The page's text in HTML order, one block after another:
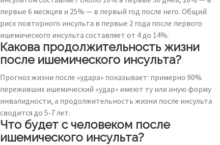
первые 6 месяцев и 25% — в первый год после него. Общий
риск повторного инсульта в первые 2 года после первого
ишемического инсульта составляет от 4 до 14%.
Какова продолжительность жизни
после ишемического инсульта?
Прогноз жизни после «удара» показывает: примерно 90%
переживших ишемический «удар» имеют ту или иную форму
инвалидности, а продолжительность жизни после инсульта
сводится до 5-7 лет.
Что будет с человеком после
ишемического инсульта?